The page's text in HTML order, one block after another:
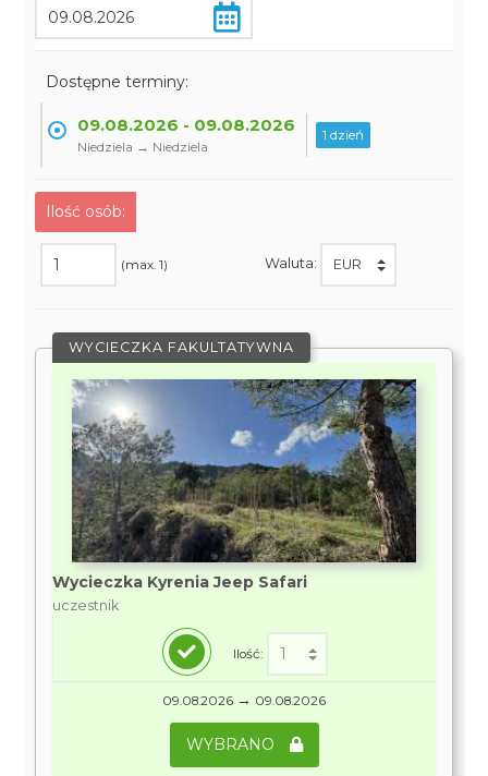
Dostępne terminy:
09.08.2026 - 09.08.2026
Niedziela → Niedziela
1 dzień
Ilość osób:
(max. 1) Waluta:
WYCIECZKA FAKULTATYWNA
Wycieczka Kyrenia Jeep Safari
uczestnik
Ilość:
09.08.2026 → 09.08.2026
WYBRANO